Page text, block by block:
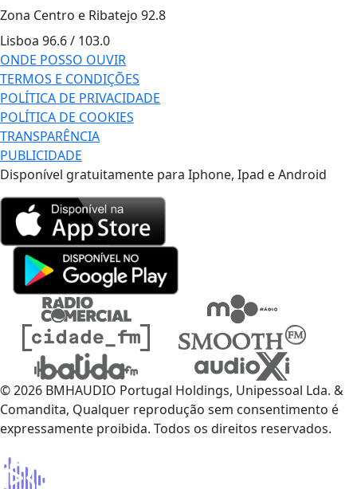
Zona Centro e Ribatejo 92.8
Lisboa 96.6 / 103.0
ONDE POSSO OUVIR
TERMOS E CONDIÇÕES
POLÍTICA DE PRIVACIDADE
POLÍTICA DE COOKIES
TRANSPARÊNCIA
PUBLICIDADE
Disponível gratuitamente para Iphone, Ipad e Android
© 2026 BMHAUDIO Portugal Holdings, Unipessoal Lda. &
Comandita, Qualquer reprodução sem consentimento é
expressamente proibida. Todos os direitos reservados.